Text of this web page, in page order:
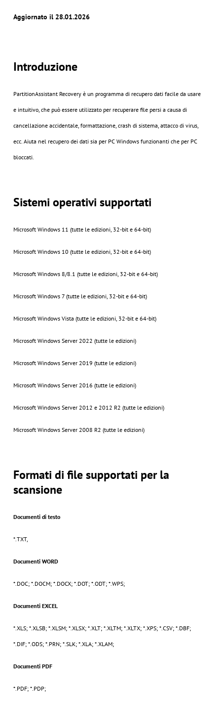
Aggiornato il 28.01.2026
Introduzione
PartitionAssistant Recovery è un programma di recupero dati facile da usare
e intuitivo, che può essere utilizzato per recuperare file persi a causa di
cancellazione accidentale, formattazione, crash di sistema, attacco di virus,
ecc. Aiuta nel recupero dei dati sia per PC Windows funzionanti che per PC
bloccati.
Sistemi operativi supportati
Microsoft Windows 11 (tutte le edizioni, 32-bit e 64-bit)
Microsoft Windows 10 (tutte le edizioni, 32-bit e 64-bit)
Microsoft Windows 8/8.1 (tutte le edizioni, 32-bit e 64-bit)
Microsoft Windows 7 (tutte le edizioni, 32-bit e 64-bit)
Microsoft Windows Vista (tutte le edizioni, 32-bit e 64-bit)
Microsoft Windows Server 2022 (tutte le edizioni)
Microsoft Windows Server 2019 (tutte le edizioni)
Microsoft Windows Server 2016 (tutte le edizioni)
Microsoft Windows Server 2012 e 2012 R2 (tutte le edizioni)
Microsoft Windows Server 2008 R2 (tutte le edizioni)
Formati di file supportati per la
scansione
Documenti di testo
*.TXT,
Documenti WORD
*.DOC; *.DOCM; *.DOCX; *.DOT; *.ODT; *.WPS;
Documenti EXCEL
*.XLS; *.XLSB; *.XLSM; *.XLSX; *.XLT; *.XLTM; *.XLTX; *.XPS; *.CSV; *.DBF;
*.DIF; *.ODS; *.PRN; *.SLK; *.XLA; *.XLAM;
Documenti PDF
*.PDF; *.PDP;